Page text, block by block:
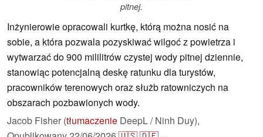
pitnej.
Inżynierowie opracowali kurtkę, którą można nosić na
sobie, a która pozwala pozyskiwać wilgoć z powietrza i
wytwarzać do 900 mililitrów czystej wody pitnej dziennie,
stanowiąc potencjalną deskę ratunku dla turystów,
pracowników terenowych oraz służb ratowniczych na
obszarach pozbawionych wody.
Jacob Fisher (tłumaczenie DeepL / Ninh Duy),